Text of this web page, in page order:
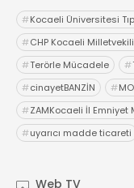
#Kocaeli Üniversitesi
#CHP Kocaeli
#Terörle Mücadele #
#cinayetBANZİN #
#ZAMKocaeli İl Emniyet
#uyarıcı madde ticareti
Web TV